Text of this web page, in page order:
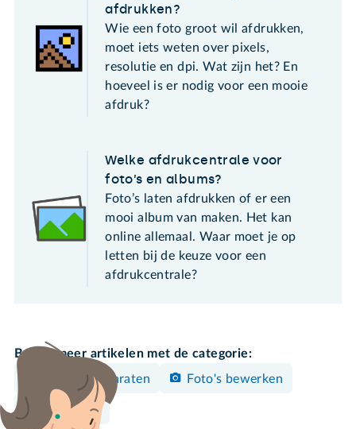
afdrukken?
Wie een foto groot wil afdrukken,
moet iets weten over pixels,
resolutie en dpi. Wat zijn het? En
hoeveel is er nodig voor een mooie
afdruk?
Welke afdrukcentrale voor
foto’s en albums?
Foto’s laten afdrukken of er een
mooi album van maken. Het kan
online allemaal. Waar moet je op
letten bij de keuze voor een
afdrukcentrale?
Bekijk meer artikelen met de categorie:
Overige apparaten
Foto's bewerken
Opruimen